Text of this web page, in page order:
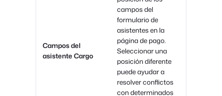
Campos del
asistente Cargo
campos del
formulario de
asistentes en la
página de pago.
Seleccionar una
posición diferente
puede ayudar a
resolver conflictos
con determinados